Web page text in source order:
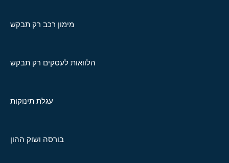
מימון רכב רק תבקש
הלוואות לעסקים רק תבקש
עגלת תינוקות
בורסה ושוק ההון